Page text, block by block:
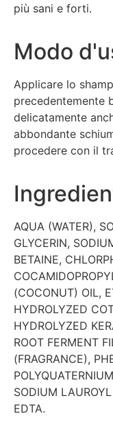
più sani e forti.
Modo
Applicare lo
precedentemente
delicatamente
abbondante
procedere con il
AQUA (WATER),
GLYCERIN,
BETAINE,
(COCONUT) OIL,
HYDROLYZED
HYDROLYZED
ROOT FERMENT
(FRAGRANCE),
SODIUM
EDTA.